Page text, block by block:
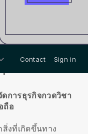
Contact Sign in
การธุรกิจกวดวิชา
ถือ
งที่เกิดขึ้นทาง